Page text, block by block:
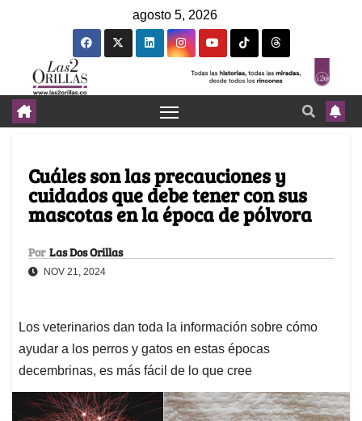
agosto 5, 2026
Cuáles son las precauciones y
cuidados que debe tener con sus
mascotas en la época de pólvora
Por Las Dos Orillas
NOV 21, 2024
Los veterinarios dan toda la información sobre cómo
ayudar a los perros y gatos en estas épocas
decembrinas, es más fácil de lo que cree